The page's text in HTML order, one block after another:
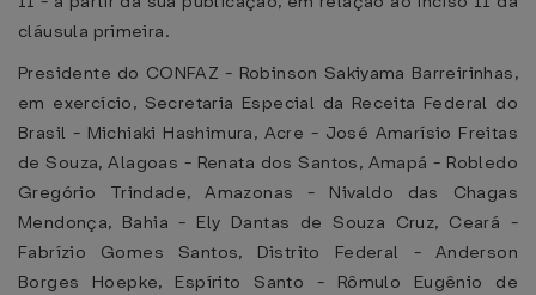
cláusula primeira.
Presidente do CONFAZ - Robinson Sakiyama Barreirinhas,
em exercício, Secretaria Especial da Receita Federal do
Brasil - Michiaki Hashimura, Acre - José Amarísio Freitas
de Souza, Alagoas - Renata dos Santos, Amapá - Robledo
Gregório Trindade, Amazonas - Nivaldo das Chagas
Mendonça, Bahia - Ely Dantas de Souza Cruz, Ceará -
Fabrízio Gomes Santos, Distrito Federal - Anderson
Borges Hoepke, Espírito Santo - Rômulo Eugênio de